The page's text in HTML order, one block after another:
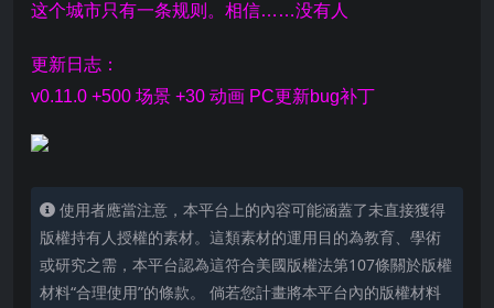
这个城市只有一条规则。相信……没有人
更新日志：
v0.11.0 +500 场景 +30 动画 PC更新bug补丁
使用者應當注意，本平台上的內容可能涵蓋了未直接獲得
版權持有人授權的素材。這類素材的運用目的為教育、學術
或研究之需，本平台認為這符合美國版權法第107條關於版權
材料“合理使用”的條款。 倘若您計畫將本平台內的版權材料